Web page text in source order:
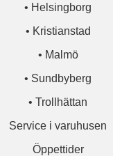
• Helsingborg
• Kristianstad
• Malmö
• Sundbyberg
• Trollhättan
Service i varuhusen
Öppettider